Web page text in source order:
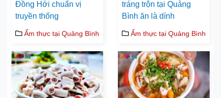
Đồng Hới chuẩn vị
truyền thống
Ẩm thực tại Quảng Bình
tráng trộn tại Quảng
Bình ăn là dính
Ẩm thực tại Quảng Bình